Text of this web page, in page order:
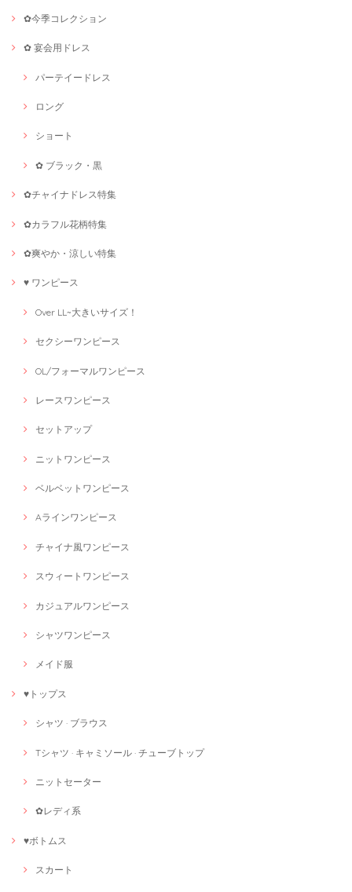
✿今季コレクション
✿ 宴会用ドレス
パーテイードレス
ロング
ショート
✿ ブラック・黒
✿チャイナドレス特集
✿カラフル花柄特集
✿爽やか・涼しい特集
♥ ワンピース
Over LL~大きいサイズ！
セクシーワンピース
OL/フォーマルワンピース
レースワンピース
セットアップ
ニットワンピース
ベルベットワンピース
Aラインワンピース
チャイナ風ワンピース
スウィートワンピース
カジュアルワンピース
シャツワンピース
メイド服
♥トップス
シャツ · ブラウス
Tシャツ · キャミソール · チューブトップ
ニットセーター
✿レディ系
♥ボトムス
スカート